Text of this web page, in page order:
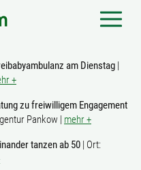
am Dienstag |
+
zu freiwilligem Engagement
Pankow | mehr +
tanzen ab 50 | Ort: